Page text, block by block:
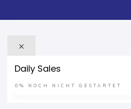
Daily Sales
0% NOCH NICHT GESTARTET